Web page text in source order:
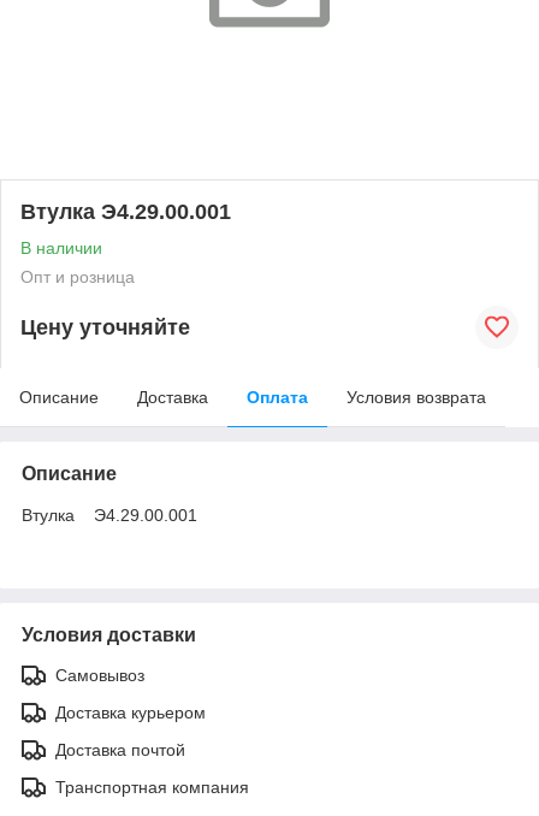
Втулка Э4.29.00.001
В наличии
Опт и розница
Цену уточняйте
Описание Доставка Оплата Условия возврата
Описание
Втулка Э4.29.00.001
Условия доставки
Самовывоз
Доставка курьером
Доставка почтой
Транспортная компания